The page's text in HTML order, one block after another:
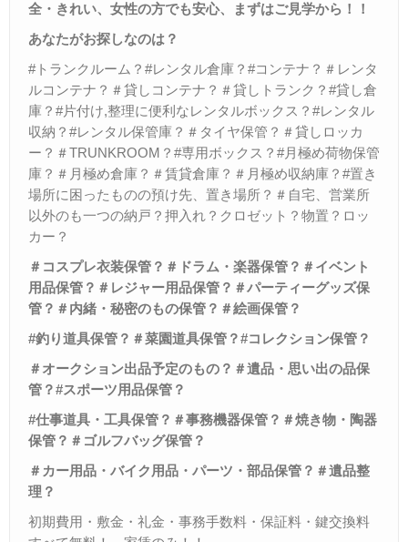
全・きれい、女性の方でも安心、
まずはご見学から！！
あなたがお探しなのは？
#トランクルーム？#レンタル倉庫？#コンテナ？＃レンタ
ルコンテナ？＃貸しコンテナ？＃貸しトランク？#貸し倉
庫？#片付け,整理に便利なレンタルボックス？#レンタル
収納？#レンタル保管庫？＃タイヤ保管？＃貸しロッカ
ー？＃TRUNKROOM？#専用ボックス？#月極め荷物保管
庫？＃月極め倉庫？＃賃貸倉庫？＃月極め収納庫？#置き
場所に困ったものの預け先、置き場所？＃自宅、営業所
以外のも一つの納戸？押入れ？クロゼット？物置？ロッ
カー？
＃コスプレ衣装保管？＃ドラム・楽器保管？＃イベント
用品保管？＃レジャー用品保管？＃パーティーグッズ保
管？＃内緒・秘密のもの保管？＃絵画保管？
#釣り道具保管？＃菜園道具保管？#コレクション保管？
＃オークション出品予定のもの？＃遺品・思い出の品保
管？#スポーツ用品保管？
#仕事道具・工具保管？＃事務機器保管？＃焼き物・陶器
保管？＃ゴルフバッグ保管？
＃カー用品・バイク用品・パーツ・部品保管？＃遺品整
理？
初期費用・敷金・礼金・事務手数料・保証料・鍵交換料